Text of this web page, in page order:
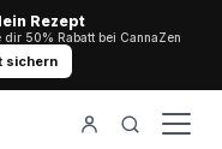
Rezept
50% Rabatt bei CannaZen
sichern